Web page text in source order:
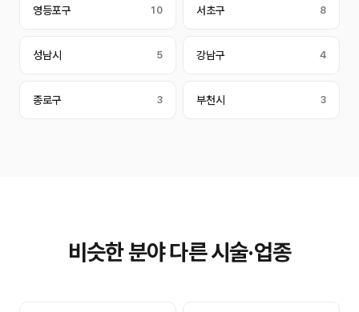
영등포구 10 서초구 8
성남시 5 강남구 4
종로구 3 부천시 3
비슷한 분야 다른 시술·업종